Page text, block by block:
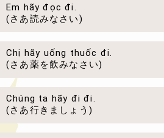
Em hãy đọc đi.
(さあ読みなさい)
Chị hãy uống thuốc đi.
(さあ薬を飲みなさい)
Chúng ta hãy đi đi.
(さあ行きましょう)